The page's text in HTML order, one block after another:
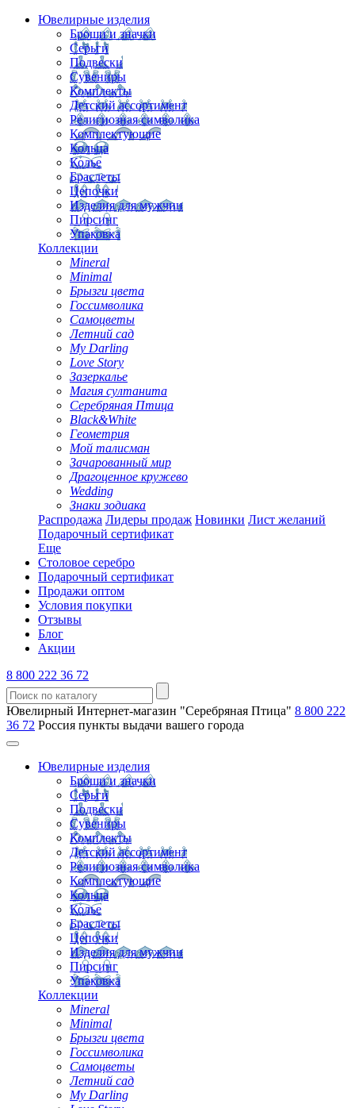
Ювелирные изделия
Броши и значки
Серьги
Подвески
Сувениры
Комплекты
Детский ассортимент
Религиозная символика
Комплектующие
Кольца
Колье
Браслеты
Цепочки
Изделия для мужчин
Пирсинг
Упаковка
Коллекции
Mineral
Minimal
Брызги цвета
Госсимволика
Самоцветы
Летний сад
My Darling
Love Story
Зазеркалье
Магия султанита
Серебряная Птица
Black&White
Геометрия
Мой талисман
Зачарованный мир
Драгоценное кружево
Wedding
Знаки зодиака
Распродажа Лидеры продаж Новинки Лист желаний
Подарочный сертификат
Еще
Столовое серебро
Подарочный сертификат
Продажи оптом
Условия покупки
Отзывы
Блог
Акции
8 800 222 36 72
Ювелирный Интернет-магазин "Серебряная Птица" 8 800 222
36 72 Россия пункты выдачи вашего города
Ювелирные изделия
Броши и значки
Серьги
Подвески
Сувениры
Комплекты
Детский ассортимент
Религиозная символика
Комплектующие
Кольца
Колье
Браслеты
Цепочки
Изделия для мужчин
Пирсинг
Упаковка
Коллекции
Mineral
Minimal
Брызги цвета
Госсимволика
Самоцветы
Летний сад
My Darling